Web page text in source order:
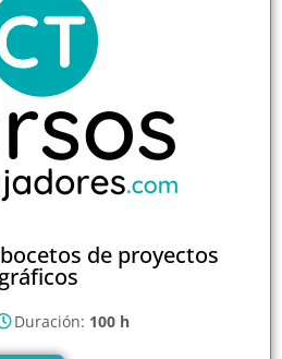
de proyectos
gráficos
Duración: 100 h